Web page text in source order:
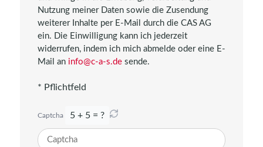
Nutzung meiner Daten sowie die Zusendung
weiterer Inhalte per E-Mail durch die CAS AG
ein. Die Einwilligung kann ich jederzeit
widerrufen, indem ich mich abmelde oder eine E-
Mail an info@c-a-s.desende.
* Pflichtfeld
Captcha 5 + 5 = ?